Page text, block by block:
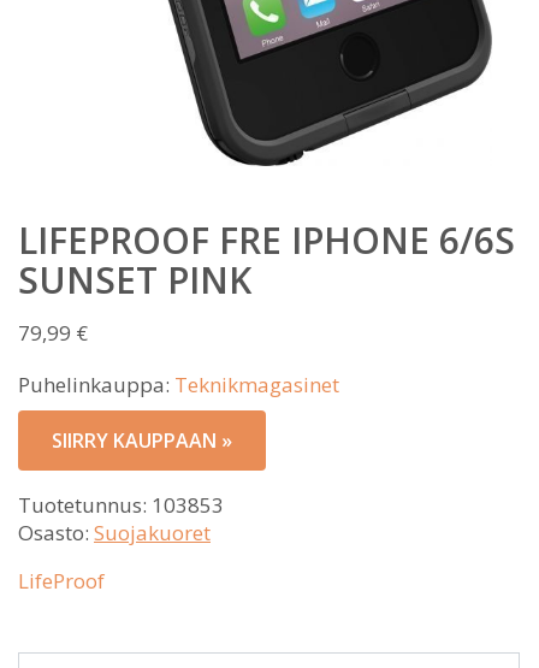
LIFEPROOF FRE IPHONE 6/6S
SUNSET PINK
79,99 €
Puhelinkauppa: Teknikmagasinet
SIIRRY KAUPPAAN »
Tuotetunnus: 103853
Osasto: Suojakuoret
LifeProof